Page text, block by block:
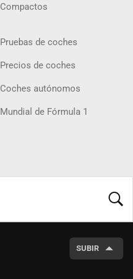
Compactos
Pruebas de coches
Precios de coches
Coches autónomos
Mundial de Fórmula 1
SUBIR